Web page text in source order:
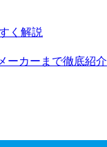
く解説
ーカーまで徹底紹介